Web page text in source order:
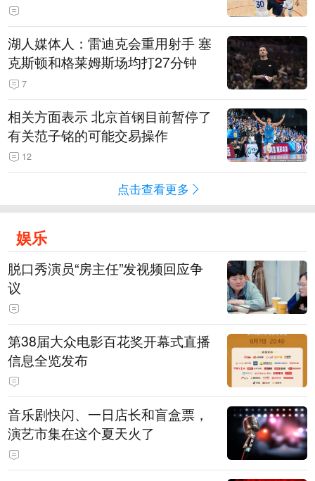
湖人媒体人：雷迪克会重用射手 塞
克斯顿和格莱姆斯场均打27分钟
7
相关方面表示 北京首钢目前暂停了
有关范子铭的可能交易操作
12
点击查看更多
娱乐
脱口秀演员“房主任”发视频回应争
议
第38届大众电影百花奖开幕式直播
信息全览发布
音乐剧快闪、一日店长和盲盒票，
演艺市集在这个夏天火了